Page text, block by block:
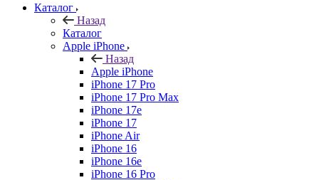
Каталог
Назад
Каталог
Apple iPhone
Назад
Apple iPhone
iPhone 17 Pro
iPhone 17 Pro Max
iPhone 17e
iPhone 17
iPhone Air
iPhone 16
iPhone 16e
iPhone 16 Pro